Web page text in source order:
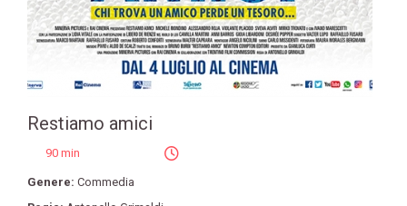
Restiamo amici
90 min
Genere: Commedia